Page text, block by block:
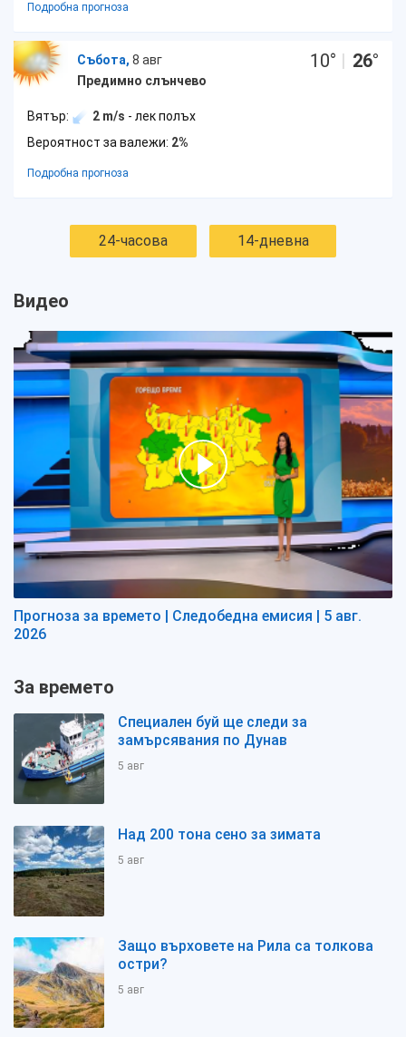
Подробна прогноза
Събота, 8 авг
Предимно слънчево
10° | 26°
Вятър: 2 m/s - лек полъх
Вероятност за валежи: 2%
Подробна прогноза
24-часова 14-дневна
Видео
Прогноза за времето | Следобедна емисия | 5 авг.
2026
За времето
Специален буй ще следи за
замърсявания по Дунав
5 авг
Над 200 тона сено за зимата
5 авг
Защо върховете на Рила са толкова
остри?
5 авг